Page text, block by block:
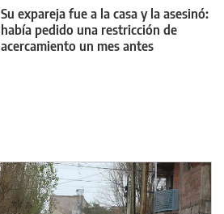
Su expareja fue a la casa y la asesinó:
había pedido una restricción de
acercamiento un mes antes